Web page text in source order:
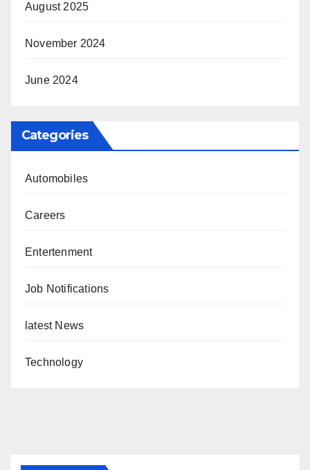
August 2025
November 2024
June 2024
Categories
Automobiles
Careers
Entertenment
Job Notifications
latest News
Technology